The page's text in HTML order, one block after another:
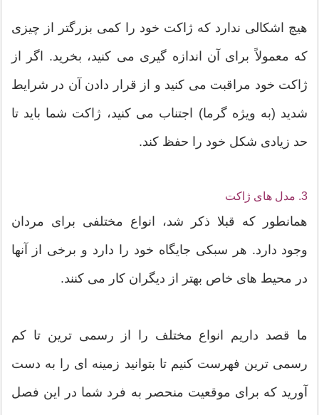
هیچ اشکالی ندارد که ژاکت خود را کمی بزرگتر از چیزی
که معمولاً برای آن اندازه گیری می کنید، بخرید. اگر از
ژاکت خود مراقبت می کنید و از قرار دادن آن در شرایط
شدید (به ویژه گرما) اجتناب می کنید، ژاکت شما باید تا
حد زیادی شکل خود را حفظ کند.
3. مدل های ژاکت
همانطور که قبلا ذکر شد، انواع مختلفی برای مردان
وجود دارد. هر سبکی جایگاه خود را دارد و برخی از آنها
در محیط های خاص بهتر از دیگران کار می کنند.
ما قصد داریم انواع مختلف را از رسمی ترین تا کم
رسمی ترین فهرست کنیم تا بتوانید زمینه ای را به دست
آورید که برای موقعیت منحصر به فرد شما در این فصل